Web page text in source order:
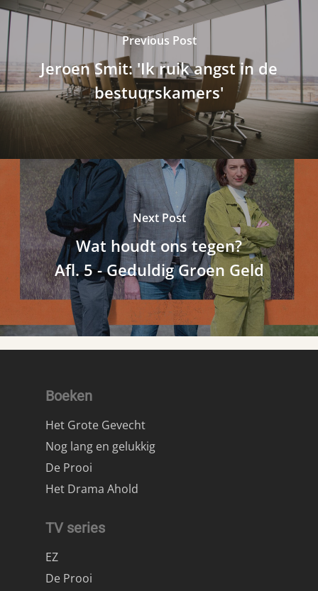
Previous Post
Jeroen Smit: 'Ik ruik angst in de
bestuurskamers'
Next Post
Wat houdt ons tegen?
Afl. 5 - Geduldig Groen Geld
Boeken
Het Grote Gevecht
Nog lang en gelukkig
De Prooi
Het Drama Ahold
TV series
EZ
De Prooi